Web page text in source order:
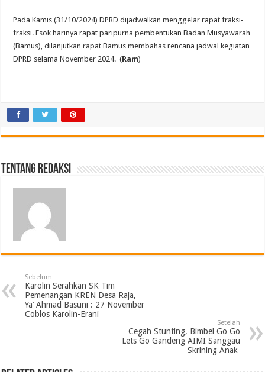
Pada Kamis (31/10/2024) DPRD dijadwalkan menggelar rapat fraksi-
fraksi. Esok harinya rapat paripurna pembentukan Badan Musyawarah
(Bamus), dilanjutkan rapat Bamus membahas rencana jadwal kegiatan
DPRD selama November 2024. (Ram)
Tentang Redaksi
Sebelum
Karolin Serahkan SK Tim
Pemenangan KREN Desa Raja,
Ya’ Ahmad Basuni : 27 November
Coblos Karolin-Erani
Setelah
Cegah Stunting, Bimbel Go Go
Lets Go Gandeng AIMI Sanggau
Skrining Anak